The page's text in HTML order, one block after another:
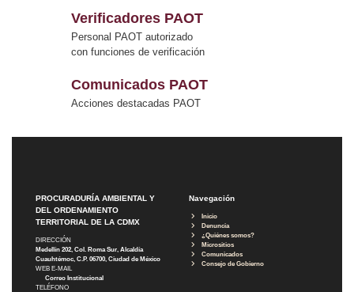
Verificadores PAOT
Personal PAOT autorizado
con funciones de verificación
Comunicados PAOT
Acciones destacadas PAOT
PROCURADURÍA AMBIENTAL Y
DEL ORDENAMIENTO
TERRITORIAL DE LA CDMX
DIRECCIÓN
Medellín 202, Col. Roma Sur, Alcaldía
Cuauhtémoc, C.P. 06700, Ciudad de México
WEB E-MAIL
Correo Institucional
TELÉFONO
Navegación
Inicio
Denuncia
¿Quiénes somos?
Micrositios
Comunicados
Consejo de Gobierno